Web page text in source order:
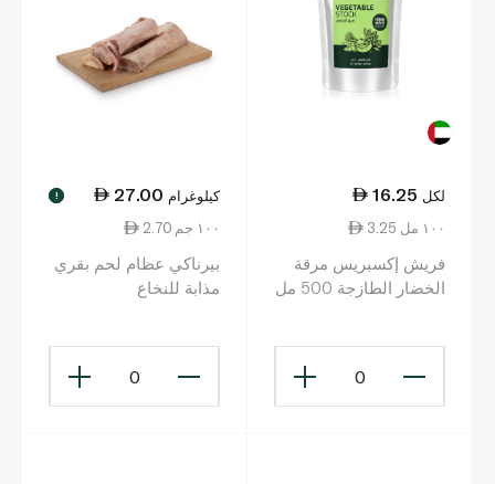
16.25 لكل
3.25 ١٠٠ مل
فريش إكسبريس مرقة
الخضار الطازجة 500 مل
0
27.00 كيلوغرام !
2.70 ١٠٠ جم
بيرناكي عظام لحم بقري
مذابة للنخاع
0